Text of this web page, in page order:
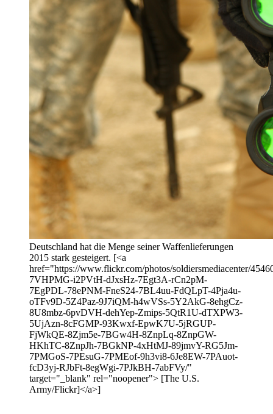
Deutschland hat die Menge seiner Waffenlieferungen
2015 stark gesteigert. [<a
href="https://www.flickr.com/photos/soldiersmediacenter/
7VHPMG-i2PVtH-dJxsHz-7Egt3A-rCn2pM-
7EgPDL-78ePNM-FneS24-7BL4uu-FdQLpT-4Pja4u-
oTFv9D-5Z4Paz-9J7iQM-h4wVSs-5Y2AkG-8ehgCz-
8U8mbz-6pvDVH-dehYep-Zmips-5QtR1U-dTXPW3-
5UjAzn-8cFGMP-93Kwxf-EpwK7U-5jRGUP-
FjWkQE-8Zjm5e-7BGw4H-8ZnpLq-8ZnpGW-
HKhTC-8ZnpJh-7BGkNP-4xHtMJ-89jmvY-RG5Jm-
7PMGoS-7PEsuG-7PMEof-9h3vi8-6Je8EW-7PAuot-
fcD3yj-RJbFt-8egWgi-7PJkBH-7abFVy/"
target="_blank" rel="noopener"> [The U.S.
Army/Flickr]</a>]